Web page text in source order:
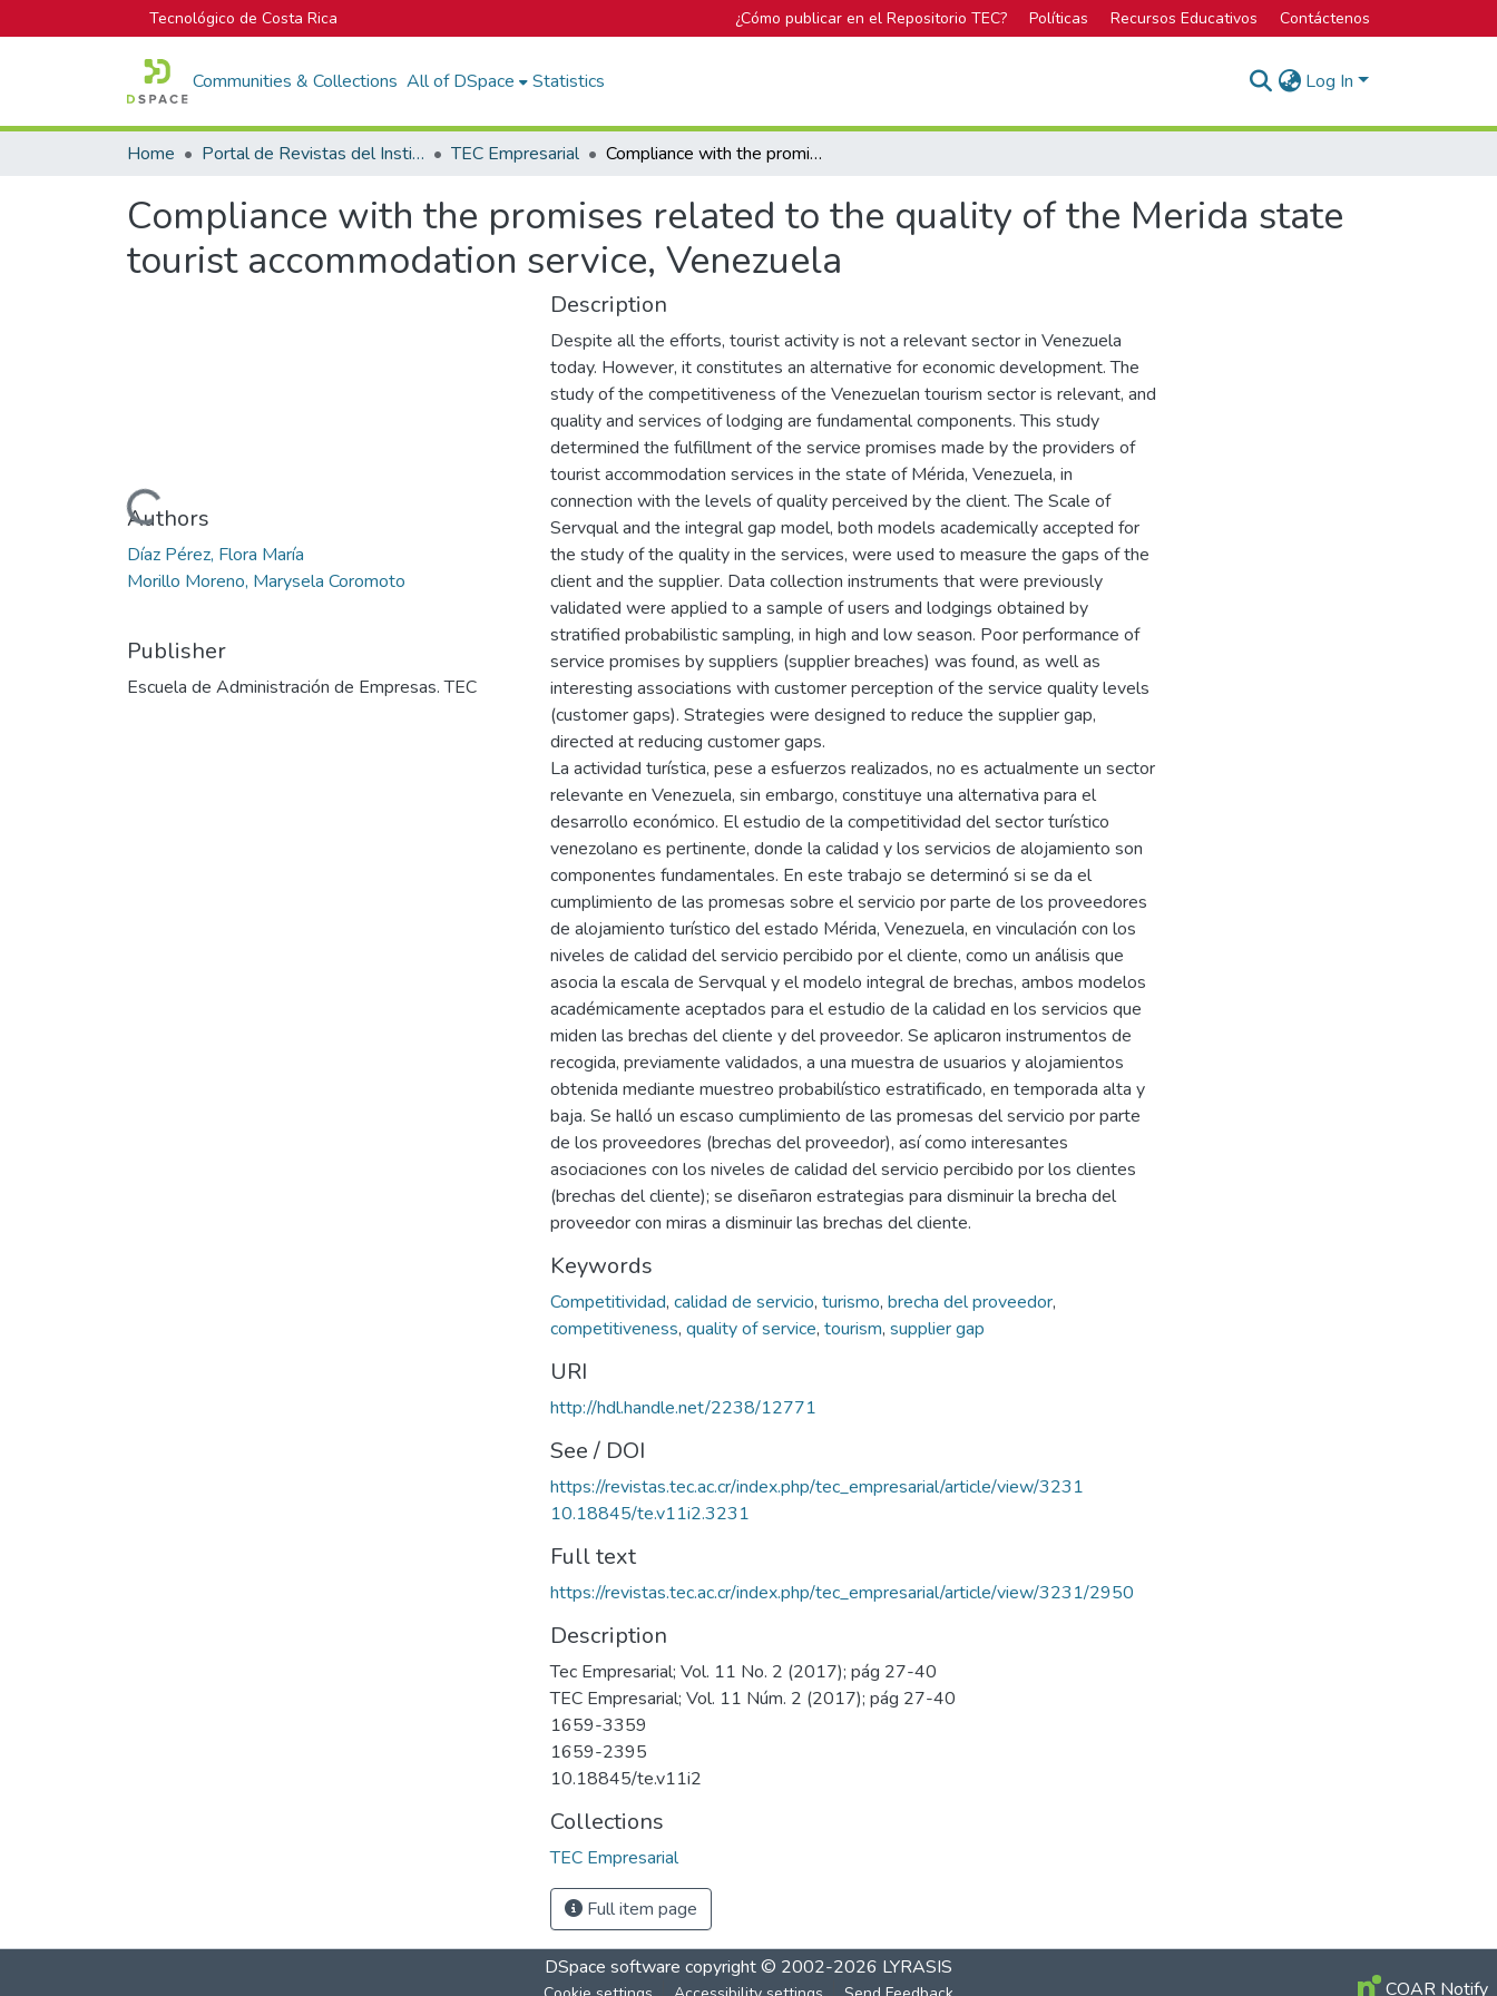
Tecnológico de Costa Rica ¿Cómo publicar en el Repositorio TEC? Políticas Recursos Educativos Contáctenos
Communities & Collections All of DSpace Statistics Log In
Home Portal de Revistas del Instituto Tecnológico de Costa Rica TEC Empresarial Compliance with the promises related to the quality of the Merida state tourist accommodation service, Venezuela
Compliance with the promises related to the quality of the Merida state
tourist accommodation service, Venezuela
Loading...
Authors
Díaz Pérez, Flora María
Morillo Moreno, Marysela Coromoto
Publisher
Escuela de Administración de Empresas. TEC
Description
Despite all the efforts, tourist activity is not a relevant sector in Venezuela
today. However, it constitutes an alternative for economic development. The
study of the competitiveness of the Venezuelan tourism sector is relevant, and
quality and services of lodging are fundamental components. This study
determined the fulfillment of the service promises made by the providers of
tourist accommodation services in the state of Mérida, Venezuela, in
connection with the levels of quality perceived by the client. The Scale of
Servqual and the integral gap model, both models academically accepted for
the study of the quality in the services, were used to measure the gaps of the
client and the supplier. Data collection instruments that were previously
validated were applied to a sample of users and lodgings obtained by
stratified probabilistic sampling, in high and low season. Poor performance of
service promises by suppliers (supplier breaches) was found, as well as
interesting associations with customer perception of the service quality levels
(customer gaps). Strategies were designed to reduce the supplier gap,
directed at reducing customer gaps.
La actividad turística, pese a esfuerzos realizados, no es actualmente un sector
relevante en Venezuela, sin embargo, constituye una alternativa para el
desarrollo económico. El estudio de la competitividad del sector turístico
venezolano es pertinente, donde la calidad y los servicios de alojamiento son
componentes fundamentales. En este trabajo se determinó si se da el
cumplimiento de las promesas sobre el servicio por parte de los proveedores
de alojamiento turístico del estado Mérida, Venezuela, en vinculación con los
niveles de calidad del servicio percibido por el cliente, como un análisis que
asocia la escala de Servqual y el modelo integral de brechas, ambos modelos
académicamente aceptados para el estudio de la calidad en los servicios que
miden las brechas del cliente y del proveedor. Se aplicaron instrumentos de
recogida, previamente validados, a una muestra de usuarios y alojamientos
obtenida mediante muestreo probabilístico estratificado, en temporada alta y
baja. Se halló un escaso cumplimiento de las promesas del servicio por parte
de los proveedores (brechas del proveedor), así como interesantes
asociaciones con los niveles de calidad del servicio percibido por los clientes
(brechas del cliente); se diseñaron estrategias para disminuir la brecha del
proveedor con miras a disminuir las brechas del cliente.
Keywords
Competitividad, calidad de servicio, turismo, brecha del proveedor,
competitiveness, quality of service, tourism, supplier gap
URI
http://hdl.handle.net/2238/12771
See / DOI
https://revistas.tec.ac.cr/index.php/tec_empresarial/article/view/3231
10.18845/te.v11i2.3231
Full text
https://revistas.tec.ac.cr/index.php/tec_empresarial/article/view/3231/2950
Description
Tec Empresarial; Vol. 11 No. 2 (2017); pág 27-40
TEC Empresarial; Vol. 11 Núm. 2 (2017); pág 27-40
1659-3359
1659-2395
10.18845/te.v11i2
Collections
TEC Empresarial
Full item page
DSpace software copyright © 2002-2026 LYRASIS
COAR Notify